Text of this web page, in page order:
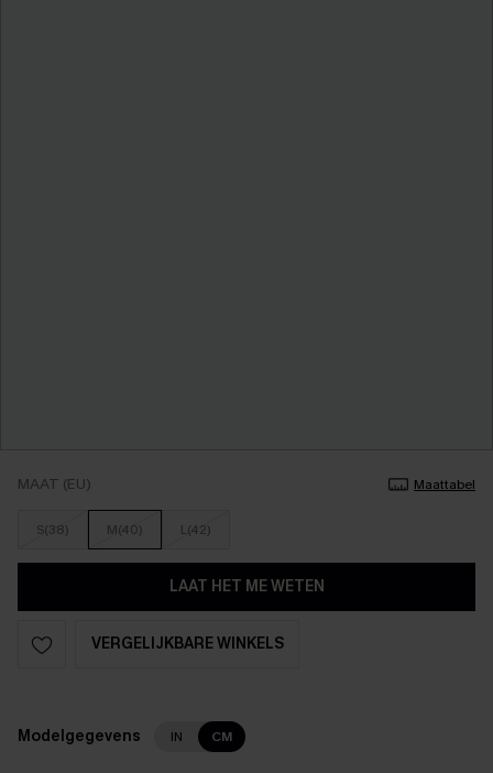
MAAT (EU) Maattabel
S(38) M(40) L(42)
LAAT HET ME WETEN
VERGELIJKBARE WINKELS
Modelgegevens IN CM